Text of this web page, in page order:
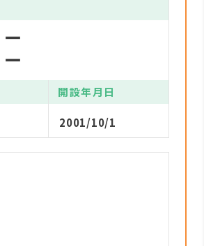
ー
ー
開設年月日
2001/10/1